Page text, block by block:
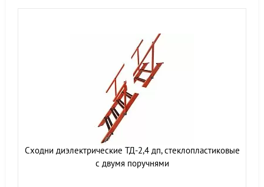
Сходни диэлектрические ТД-2,4 дп, стеклопластиковые
с двумя поручнями